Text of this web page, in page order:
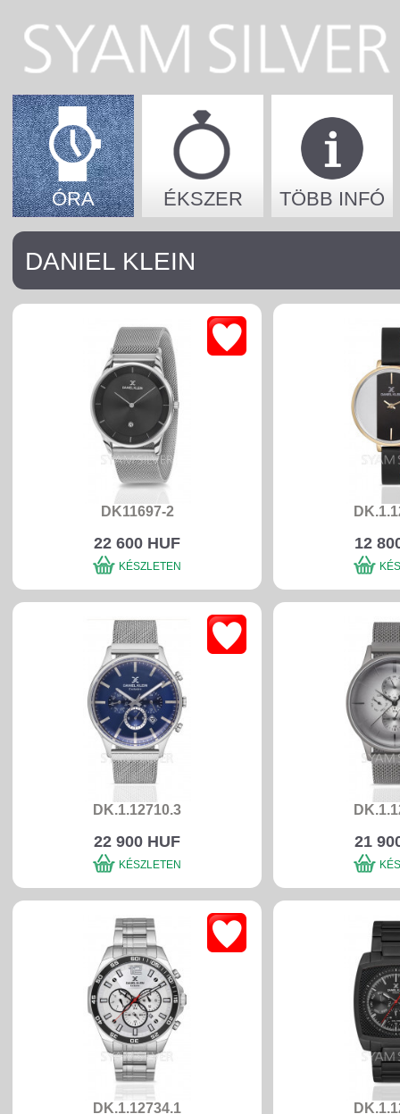
ÓRA ÉKSZER TÖBB INFÓ
DANIEL KLEIN
DK11697-2
22 600 HUF
KÉSZLETEN
12
DK.1.12710.3
22 900 HUF
KÉSZLETEN
21
DK.1.12734.1